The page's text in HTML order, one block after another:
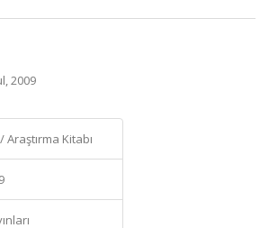
2009
Araştırma Kitabı